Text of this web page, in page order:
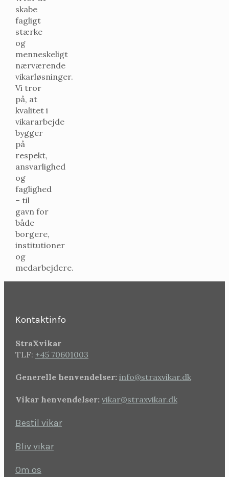
skabe
fagligt
stærke
og
menneskeligt
nærværende
vikarløsninger.
Vi tror
på, at
kvalitet i
vikararbejde
bygger
på
respekt,
ansvarlighed
og
faglighed
– til
gavn for
både
borgere,
institutioner
og
medarbejdere.
Kontaktinfo
StraXvikar
TLF: +45 70601003
Generelle henvendelser: info@straxvikar.dk
Vikar henvendelser: vikar@straxvikar.dk
Bestil vikar
Bliv vikar
Om os